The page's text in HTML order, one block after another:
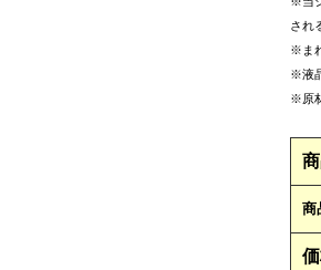
され
※ま
※液
※原
商